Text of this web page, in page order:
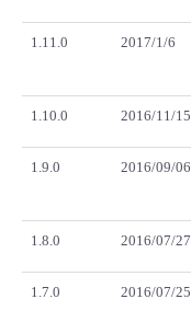
1.11.0 2017/1/6
1.10.0 2016/11/15
1.9.0 2016/09/06
1.8.0 2016/07/27
1.7.0 2016/07/25